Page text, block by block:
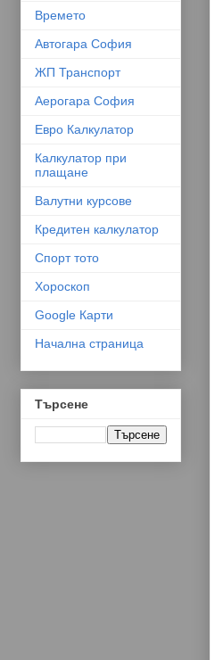
Времето
Автогара София
ЖП Транспорт
Аерогара София
Евро Калкулатор
Калкулатор при
плащане
Валутни курсове
Кредитен калкулатор
Спорт тото
Хороскоп
Google Карти
Начална страница
Търсене